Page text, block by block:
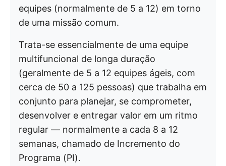
equipes (normalmente de 5 a 12) em torno
de uma missão comum.
Trata-se essencialmente de uma equipe
multifuncional de longa duração
(geralmente de 5 a 12 equipes ágeis, com
cerca de 50 a 125 pessoas) que trabalha em
conjunto para planejar, se comprometer,
desenvolver e entregar valor em um ritmo
regular — normalmente a cada 8 a 12
semanas, chamado de Incremento do
Programa (PI).